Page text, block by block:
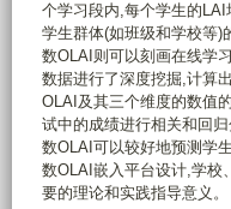
个学习段内,每个学生的
学生群体(如班级和学校等)
数OLAI则可以刻画在线学
数据进行了深度挖掘,计算
OLAI及其三个维度的数值
试中的成绩进行相关和回
数OLAI可以较好地预测学
数OLAI嵌入平台设计,学校
要的理论和实践指导意义。